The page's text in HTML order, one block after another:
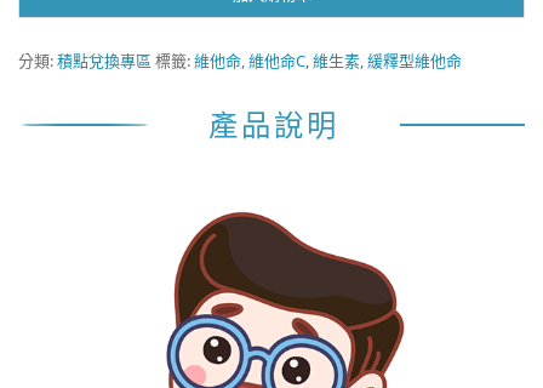
分類:積點兌換專區 標籤:維他命,維他命C,維生素,緩釋型維他命
產品說明